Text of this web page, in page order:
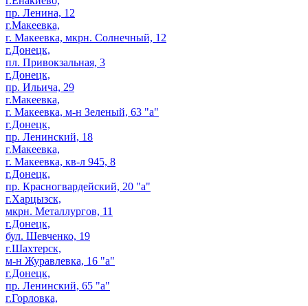
пр. Ленина, 12
г.Макеевка,
г. Макеевка, мкрн. Солнечный, 12
г.Донецк,
пл. Привокзальная, 3
г.Донецк,
пр. Ильича, 29
г.Макеевка,
г. Макеевка, м-н Зеленый, 63 "а"
г.Донецк,
пр. Ленинский, 18
г.Макеевка,
г. Макеевка, кв-л 945, 8
г.Донецк,
пр. Красногвардейский, 20 "а"
г.Харцызск,
мкрн. Металлургов, 11
г.Донецк,
бул. Шевченко, 19
г.Шахтерск,
м-н Журавлевка, 16 "а"
г.Донецк,
пр. Ленинский, 65 "а"
г.Горловка,